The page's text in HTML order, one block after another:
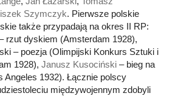
Szymczyk. Pierwsze polskie
także przypadają na okres II RP:
rzut dyskiem (Amsterdam 1928),
– poezja (Olimpijski Konkurs Sztuki i
1928), Janusz Kusociński – bieg na
Angeles 1932). Łącznie polscy
międzywojennym zdobyli